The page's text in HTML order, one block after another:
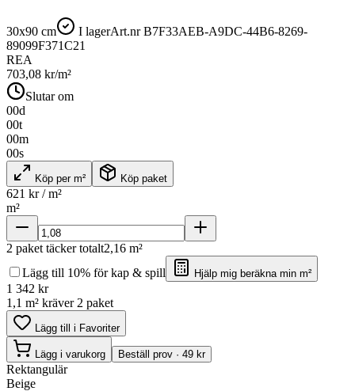
30x90 cm I lagerArt.nrB7F33AEB-A9DC-44B6-8269-
89099F371C21
REA
703,08 kr/m²
Slutar om
00d
00t
00m
00s
Köp per m² Köp paket
621 kr / m²
m²
2 paket täcker totalt2,16 m²
Lägg till 10% för kap & spill
Hjälp mig beräkna min m²
1 342 kr
1,1 m² kräver 2 paket
Lägg till i Favoriter
Lägg i varukorg Beställ prov · 49 kr
Rektangulär
Beige